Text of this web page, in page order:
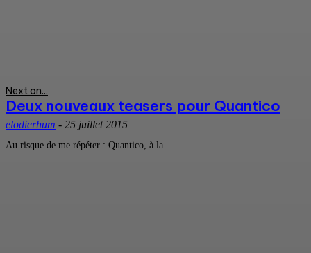
Next on...
Deux nouveaux teasers pour Quantico
elodierhum - 25 juillet 2015
Au risque de me répéter : Quantico, à la...